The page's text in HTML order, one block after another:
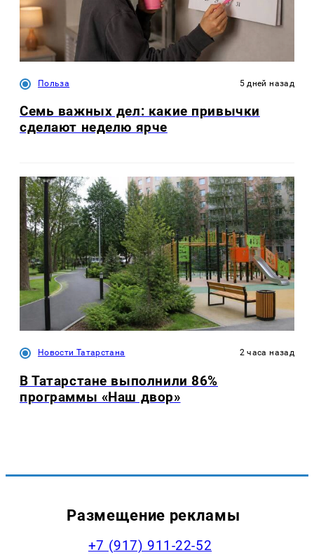
Польза 5 дней назад
Семь важных дел: какие привычки
сделают неделю ярче
Новости Татарстана 2 часа назад
В Татарстане выполнили 86%
программы «Наш двор»
Размещение рекламы
+7 (917) 911-22-52